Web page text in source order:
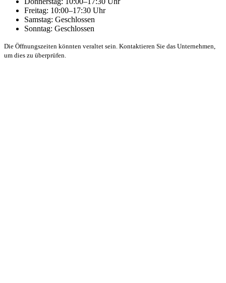
Freitag: 10:00–17:30 Uhr
Samstag: Geschlossen
Sonntag: Geschlossen
Die Öffnungszeiten könnten veraltet sein. Kontaktieren Sie das Unternehmen,
um dies zu überprüfen.